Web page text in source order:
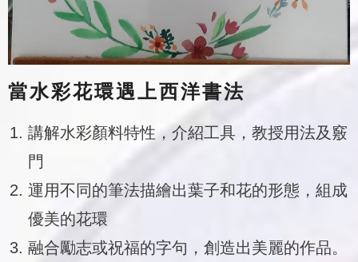
當水彩花環遇上西洋書法
講解水彩顏料特性，介紹工具，教授用法及竅
門
運用不同的筆法描繪出葉子和花的形態，組成
優美的花環
融合勵志或祝福的字句，創造出美麗的作品。